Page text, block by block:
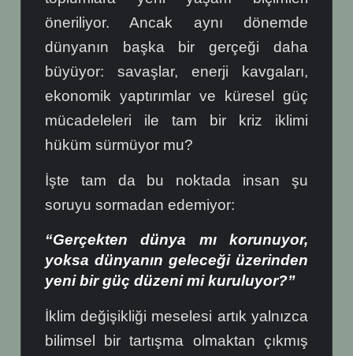
öneriliyor. Ancak aynı dönemde
dünyanın başka bir gerçeği daha
büyüyor: savaşlar, enerji kavgaları,
ekonomik yaptırımlar ve küresel güç
mücadeleleri ile tam bir kriz iklimi
hüküm sürmüyor mu?
İşte tam da bu noktada insan şu
soruyu sormadan edemiyor:
“Gerçekten dünya mı korunuyor,
yoksa dünyanın geleceği üzerinden
yeni bir güç düzeni mi kuruluyor?”
İklim değişikliği meselesi artık yalnızca
bilimsel bir tartışma olmaktan çıkmış